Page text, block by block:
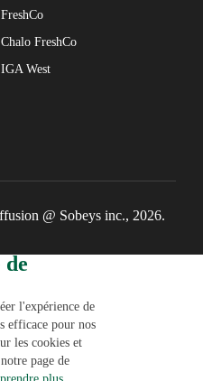
FreshCo
Chalo FreshCo
IGA West
@ Sobeys inc., 2026.
l'expérience de
efficace pour nos
les cookies et
page de